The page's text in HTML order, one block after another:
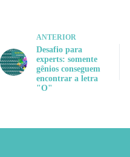
ANTERIOR
Desafio para
experts: somente
gênios conseguem
encontrar a letra
"O"